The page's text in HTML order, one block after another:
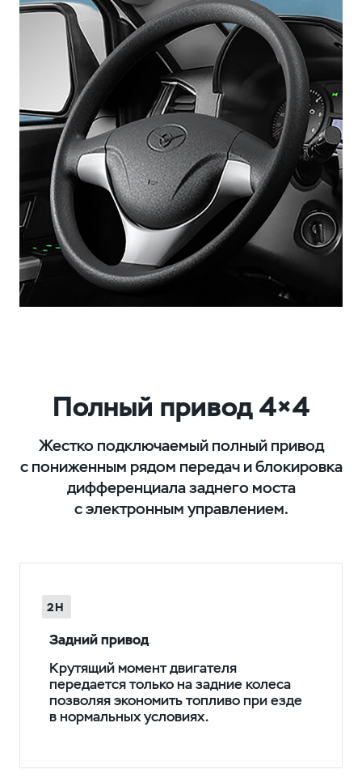
Полный привод 4×4
Жестко подключаемый полный привод
с пониженным рядом передач и блокировка
дифференциала заднего моста
с электронным управлением.
Задний привод
Крутящий момент двигателя
передается только на задние колеса
позволяя экономить топливо при езде
в нормальных условиях.
2H